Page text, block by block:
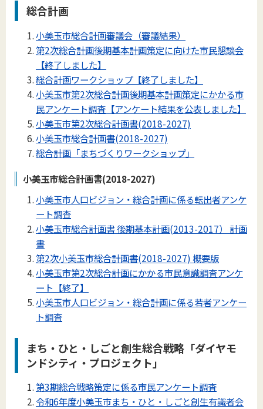
総合計画
小美玉市総合計画審議会（審議結果）
第2次総合計画後期基本計画策定に向けた市民懇談会
【終了しました】
総合計画ワークショップ【終了しました】
小美玉市第2次総合計画後期基本計画策定にかかる市
民アンケート調査【アンケート結果を公表しました】
小美玉市第2次総合計画書(2018-2027)
小美玉市総合計画書(2018-2027)
総合計画「まちづくりワークショップ」
小美玉市総合計画書(2018-2027)
小美玉市人口ビジョン・総合計画に係る転出者アンケ
ート調査
小美玉市総合計画書 後期基本計画(2013-2017） 計画
書
第2次小美玉市総合計画書(2018-2027) 概要版
小美玉市第2次総合計画にかかる市民意識調査アンケ
ート【終了】
小美玉市人口ビジョン・総合計画に係る若者アンケー
ト調査
まち・ひと・しごと創生総合戦略「ダイヤモ
ンドシティ・プロジェクト」
第3期総合戦略策定に係る市民アンケート調査
令和6年度小美玉市まち・ひと・しごと創生有識者会